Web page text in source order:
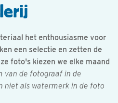
het enthousiasme voor
een selectie en zetten de
foto's kiezen we elke maand
van de fotograaf in de
niet als watermerk in de foto